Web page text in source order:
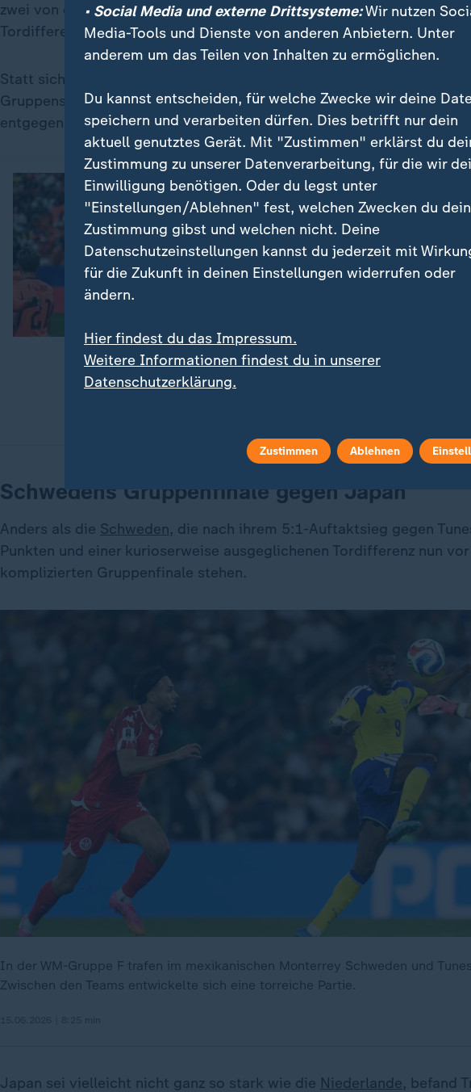
zwei von drei Gruppenspielen mit vier Punkten und einer deutlich
Tordifferenz bereits für die erste K.o.-Runde planen können.
Statt sich in einer Drucksituation zu befinden, können sie dem
Gruppenspiel gegenTunesienam Donnerstag in Kansas City recht
entgegensehen.
Offensives Spektakel in
:Niederlande
ersten WM-
Schweden
Nach dem 1:1 beim
den Niederlanden
Befreiungsschlag
unterhaltsamen Spiel
Schweden gelang ein
Schwedens Gruppenfinale gegen Japan
Anders als die Schweden, die nach ihrem 5:1-Auftaktsieg gegen
Punkten und einer kurioserweise ausgeglichenen Tordifferenz nun vor
komplizierten Gruppenfinale stehen.
In der WM-Gruppe F trafen im mexikanischen Monterrey Schweden und
Zwischen den Teams entwickelte sich eine torreiche Partie.
Japan sei vielleicht nicht ganz so stark wie die Niederlande, befand
• Social Media und externe Drittsysteme:Wir nutzen
Media-Tools und Dienste von anderen Anbietern. Unter
anderem um das Teilen von Inhalten zu ermöglichen.
Du kannst entscheiden, für welche Zwecke wir deine
speichern und verarbeiten dürfen. Dies betrifft nur dein
aktuell genutztes Gerät. Mit "Zustimmen" erklärst du
Zustimmung zu unserer Datenverarbeitung, für die wir
Einwilligung benötigen. Oder du legst unter
"Einstellungen/Ablehnen" fest, welchen Zwecken du
Zustimmung gibst und welchen nicht. Deine
Datenschutzeinstellungen kannst du jederzeit mit
für die Zukunft in deinen Einstellungen widerrufen oder
ändern.
Hier findest du das Impressum.
Weitere Informationen findest du in unserer
Datenschutzerklärung.
Zustimmen Ablehnen